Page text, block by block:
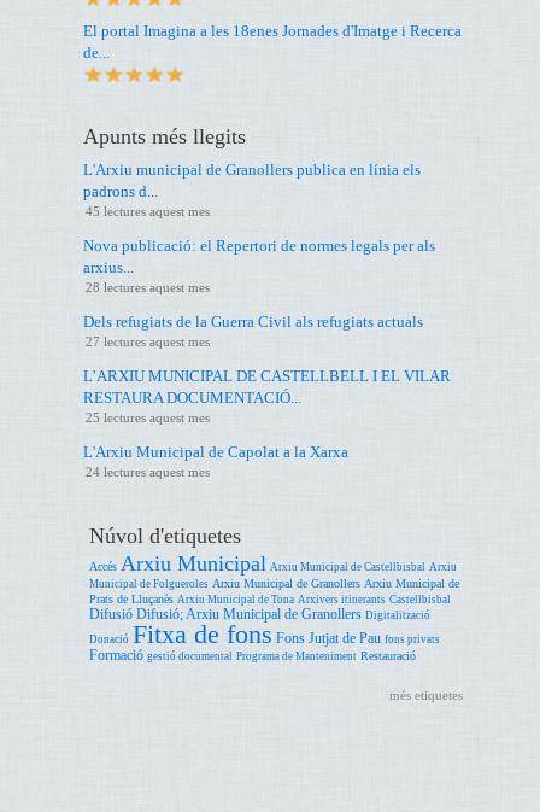
El portal Imagina a les 18enes Jornades d'Imatge i Recerca
de...
Apunts més llegits
L'Arxiu municipal de Granollers publica en línia els
padrons d...
45 lectures aquest mes
Nova publicació: el Repertori de normes legals per als
arxius...
28 lectures aquest mes
Dels refugiats de la Guerra Civil als refugiats actuals
27 lectures aquest mes
L’ARXIU MUNICIPAL DE CASTELLBELL I EL VILAR
RESTAURA DOCUMENTACIÓ...
25 lectures aquest mes
L'Arxiu Municipal de Capolat a la Xarxa
24 lectures aquest mes
Núvol d'etiquetes
Accés Arxiu Municipal Arxiu Municipal de Castellbisbal Arxiu
Municipal de Folgueroles Arxiu Municipal de Granollers Arxiu Municipal de
Prats de Lluçanès Arxiu Municipal de Tona Arxivers itinerants Castellbisbal
Difusió Difusió; Arxiu Municipal de Granollers Digitalització
Donació Fitxa de fons Fons Jutjat de Pau fons privats
Formació gestió documental Programa de Manteniment Restauració
més etiquetes